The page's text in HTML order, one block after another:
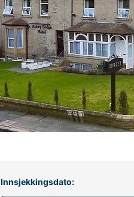
Innsjekkingsdato: